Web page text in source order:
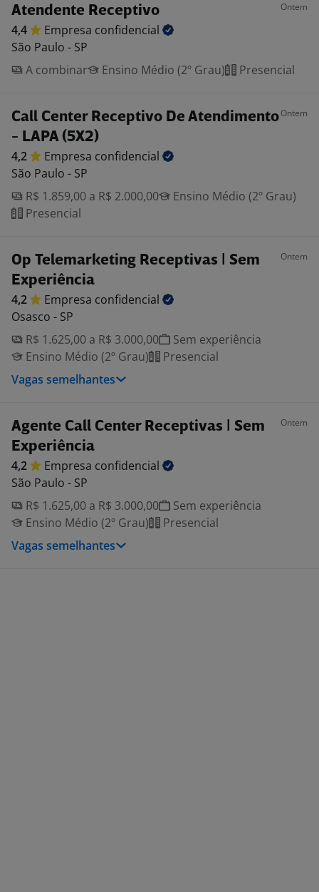
Atendente Receptivo Ontem
4,4 Empresa confidencial
São Paulo - SP
A combinar
Ensino Médio (2º Grau) Presencial
Call Center Receptivo De Atendimento
- LAPA (5X2)
Ontem
4,2 Empresa confidencial
São Paulo - SP
R$ 1.859,00 a R$ 2.000,00
Ensino Médio (2º Grau)
Presencial
Op Telemarketing Receptivas | Sem
Experiência
Ontem
4,2 Empresa confidencial
Osasco - SP
R$ 1.625,00 a R$ 3.000,00
Sem experiência
Ensino Médio (2º Grau)
Presencial
Vagas semelhantes
Agente Call Center Receptivas | Sem
Experiência
Ontem
4,2 Empresa confidencial
São Paulo - SP
R$ 1.625,00 a R$ 3.000,00
Sem experiência
Ensino Médio (2º Grau)
Presencial
Vagas semelhantes